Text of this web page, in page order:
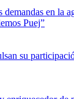
demandas en la
Puej”
su